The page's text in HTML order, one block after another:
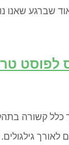
שברגע
לפוסט
כלל קשורה